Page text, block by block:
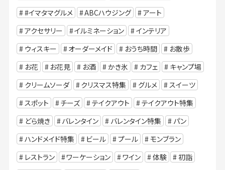
#イマタマグルメ
ABCハウジング
アート
アクセサリー
イルミネーション
インテリア
ウィスキー
オーダーメイド おうち時間
お散歩
お花
お花見 お酒 かき氷 カフェ
キャンプ場
クリームソーダ
クリスマス特集 グルメ
スイーツ
スポット
チーズ テイクアウト
テイクアウト特集
どら焼き
バレンタイン バレンタイン特集
パン
ハンドメイド特集
ビール プール
モンブラン
レストラン
ワーケーション ワイン 体験
初詣